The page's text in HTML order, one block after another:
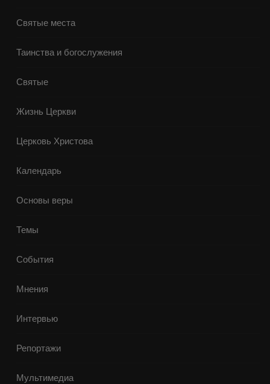
Святые места
Таинства и богослужения
Святые
Жизнь Церкви
Церковь Христова
Календарь
Основы веры
Темы
События
Мнения
Интервью
Репортажи
Мультимедиа